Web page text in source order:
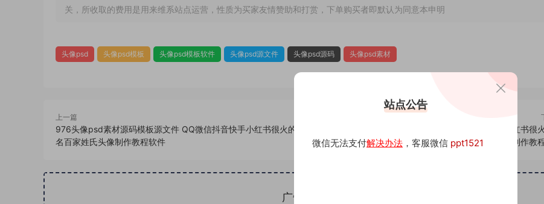
关，所收取的费用是用来维系站点运营，性质为买家友情赞助和打赏，下单购买者即默认为同意本申明
头像psd 头像psd模板 头像psd模板软件 头像psd源文件 头像psd源码 头像psd素材
上一篇
976头像psd素材源码模板源文件 QQ微信抖音快手小红书很火的签
名百家姓氏头像制作教程软件
978头像psd素材源码模板源文件 QQ微信抖音快手小红书很
名百家姓氏头像制作教
广告位招租
站点公告
微信无法支付解决办法 ，客服微信 ppt1521